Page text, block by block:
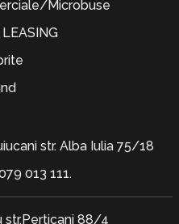
Microbuse
str. Alba Iulia 75/18
013 111.
str.Perticani 88/4